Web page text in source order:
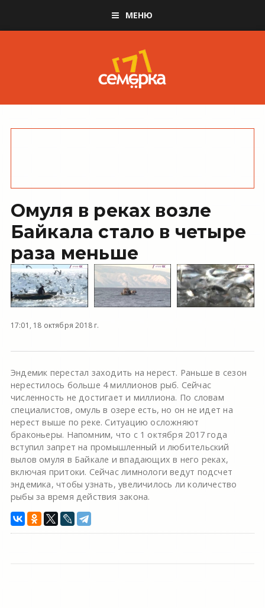
МЕНЮ
Омуля в реках возле
Байкала стало в четыре
раза меньше
17:01, 18 октября 2018 г.
Эндемик перестал заходить на нерест. Раньше в сезон
нерестилось больше 4 миллионов рыб. Сейчас
численность не достигает и миллиона. По словам
специалистов, омуль в озере есть, но он не идет на
нерест выше по реке. Ситуацию осложняют
браконьеры. Напомним, что с 1 октября 2017 года
вступил запрет на промышленный и любительский
вылов омуля в Байкале и впадающих в него реках,
включая притоки. Сейчас лимнологи ведут подсчет
эндемика, чтобы узнать, увеличилось ли количество
рыбы за время действия закона.